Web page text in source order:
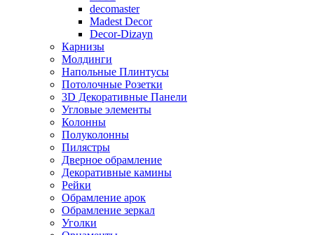
decomaster
Madest Decor
Decor-Dizayn
Карнизы
Молдинги
Напольные Плинтусы
Потолочные Розетки
3D Декоративные Панели
Угловые элементы
Колонны
Полуколонны
Пилястры
Дверное обрамление
Декоративные камины
Рейки
Обрамление арок
Обрамление зеркал
Уголки